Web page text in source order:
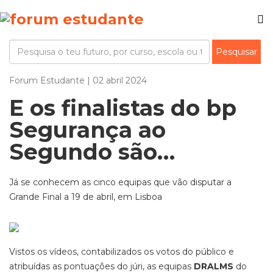
Forum Estudante | 02 abril 2024
E os finalistas do bp
Segurança ao
Segundo são…
Já se conhecem as cinco equipas que vão disputar a
Grande Final a 19 de abril, em Lisboa
Vistos os vídeos, contabilizados os votos do público e
atribuídas as pontuações do júri, as equipas DRALMS do